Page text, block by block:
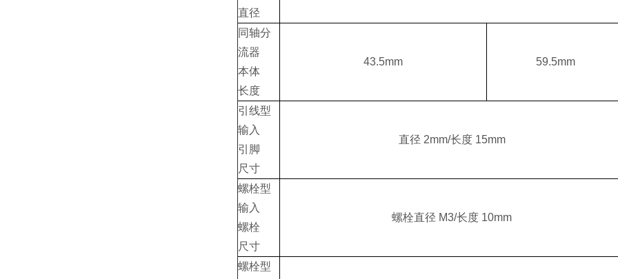
直径
同轴分
流器
本体
长度
43.5mm 59.5mm
引线型
输入
引脚
尺寸
直径 2mm/长度 15mm
螺栓型
输入
螺栓
尺寸
螺栓直径 M3/长度 10mm
螺栓型